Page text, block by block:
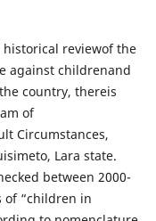
reviewof the
against childrenand
country, thereis
of
Circumstances,
Lara state.
between 2000-
of “children in